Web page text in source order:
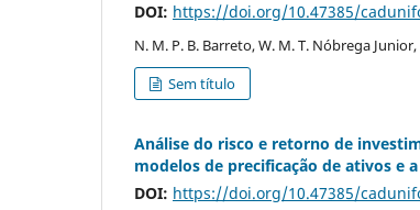
DOI: https://doi.org/10.47385/
N. M. P. B. Barreto, W. M. T. Nóbrega Junior,
Sem título
Análise do risco e retorno de
modelos de precificação de ativos e
DOI: https://doi.org/10.47385/